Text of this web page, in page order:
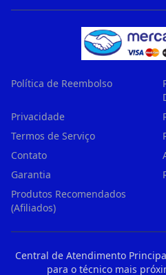
Política de Reembolso
Privacidade
Termos de Serviço
Contato
Garantia
Produtos Recomendados
(Afiliados)
Central de Atendimento
para o técnico mais